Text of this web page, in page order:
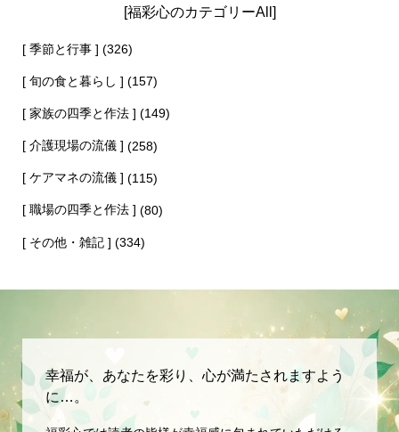
[福彩心のカテゴリーAll]
[ 季節と行事 ] (326)
[ 旬の食と暮らし ] (157)
[ 家族の四季と作法 ] (149)
[ 介護現場の流儀 ] (258)
[ ケアマネの流儀 ] (115)
[ 職場の四季と作法 ] (80)
[ その他・雑記 ] (334)
幸福が、あなたを彩り、心が満たされますよう
に…。